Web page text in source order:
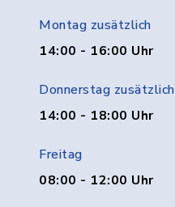
Montag zusätzlich
14:00 - 16:00 Uhr
Donnerstag zusätzlich
14:00 - 18:00 Uhr
Freitag
08:00 - 12:00 Uhr